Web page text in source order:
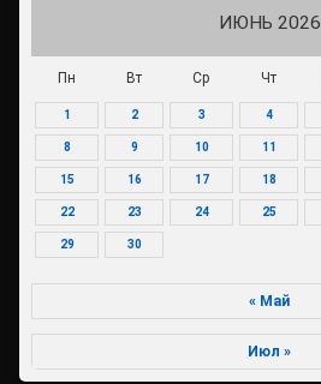
ИЮНЬ 2026
Пн Вт Ср Чт
1 2 3 4
8 9 10 11
15 16 17 18
22 23 24 25
29 30
« Май
Июл »